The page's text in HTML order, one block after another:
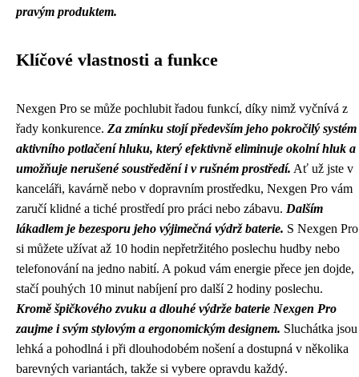
pravým produktem.
Klíčové vlastnosti a funkce
Nexgen Pro se může pochlubit řadou funkcí, díky nimž vyčnívá z
řady konkurence. Za zmínku stojí především jeho pokročilý systém
aktivního potlačení hluku, který efektivně eliminuje okolní hluk a
umožňuje nerušené soustředění i v rušném prostředí. Ať už jste v
kanceláři, kavárně nebo v dopravním prostředku, Nexgen Pro vám
zaručí klidné a tiché prostředí pro práci nebo zábavu. Dalším
lákadlem je bezesporu jeho výjimečná výdrž baterie. S Nexgen Pro
si můžete užívat až 10 hodin nepřetržitého poslechu hudby nebo
telefonování na jedno nabití. A pokud vám energie přece jen dojde,
stačí pouhých 10 minut nabíjení pro další 2 hodiny poslechu.
Kromě špičkového zvuku a dlouhé výdrže baterie Nexgen Pro
zaujme i svým stylovým a ergonomickým designem. Sluchátka jsou
lehká a pohodlná i při dlouhodobém nošení a dostupná v několika
barevných variantách, takže si vybere opravdu každý.